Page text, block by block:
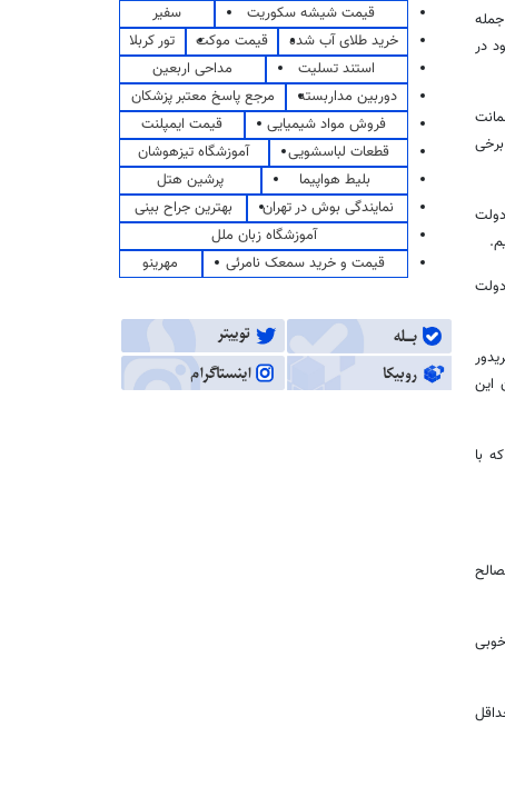
در
این
با
قیمت شیشه سکوریت
سفیر
خرید طلای آب شده
قیمت موکت
تور کربلا
استند تسلیت
مداحی اربعین
دوربین مداربسته
مرجع پاسخ معتبر پزشکان
فروش مواد شیمیایی
قیمت ایمپلنت
قطعات لباسشویی
آموزشگاه تیزهوشان
بلیط هواپیما
پرشین هتل
نمایندگی بوش در تهران
بهترین جراح بینی
آموزشگاه زبان ملل
قیمت و خرید سمعک نامرئی
مهرینو